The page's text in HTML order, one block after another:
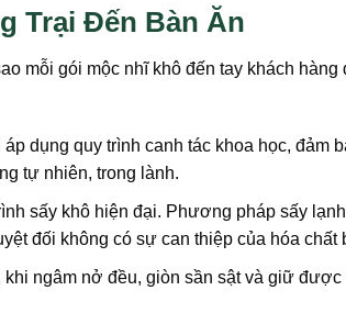
Trại Đến Bàn Ăn
mỗi gói mộc nhĩ khô đến tay khách hàng
dụng quy trình canh tác khoa học, đảm
tự nhiên, trong lành.
sấy khô hiện đại. Phương pháp sấy
đối không có sự can thiệp của hóa chất
ngâm nở đều, giòn sần sật và giữ